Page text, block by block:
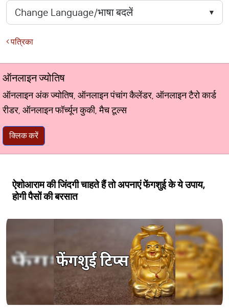
पत्रिका
ऑनलाइन ज्योतिष
ऑनलाइन अंक ज्योतिष, ऑनलाइन पंचांग कैलेंडर, ऑनलाइन टैरो कार्ड
रीडर, ऑनलाइन फॉर्च्यून कुकी, मैच टूल्स
क्लिक करें
ऐशोआराम की जिंदगी चाहते हैं तो अपनाएं फेंगशुई के ये उपाय,
होगी पैसों की बरसात